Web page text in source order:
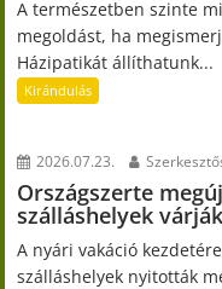
A természetben szinte
megoldást, ha
Házipatikát állíthatunk...
Kirándulás
2026.07.23.
Országszerte
szálláshelyek
A nyári vakáció
szálláshelyek nyitották